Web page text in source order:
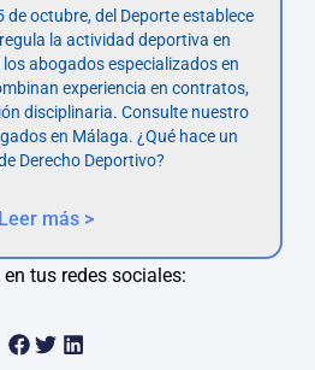
de octubre, del Deporte establece
la actividad deportiva en
abogados especializados en
experiencia en contratos,
disciplinaria. Consulte nuestro
en Málaga. ¿Qué hace un
Derecho Deportivo?
Leer más >
tus redes sociales: